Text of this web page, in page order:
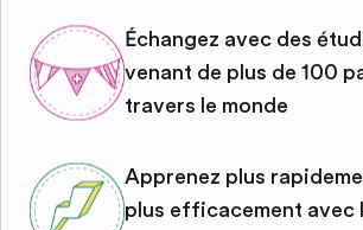
Échangez avec des
venant de plus de 100
travers le monde
Apprenez plus
plus efficacement avec